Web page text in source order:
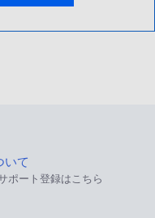
いて
ポート登録はこちら